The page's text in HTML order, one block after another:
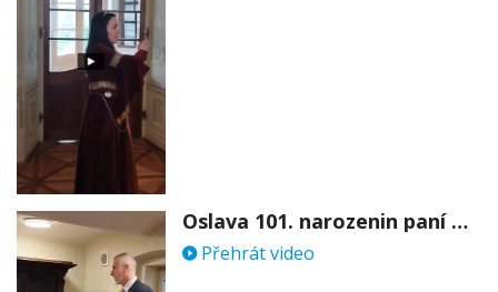
Oslava 101. narozenin paní Věry Skořepové
Přehrát video